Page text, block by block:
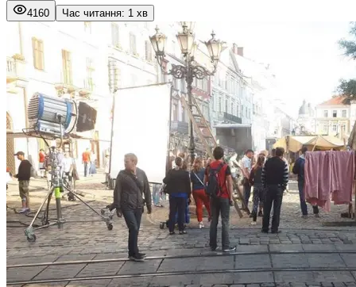
4160 Час читання: 1 хв